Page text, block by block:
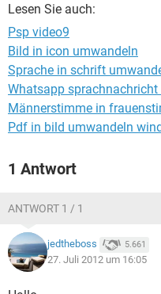
Lesen Sie auch:
Psp video9
Bild in icon umwandeln
Sprache in schrift
Whatsapp
Männerstimme in
Pdf in bild umwandeln
1 Antwort
ANTWORT 1 / 1
jedtheboss 5.661
27. Juli 2012 um 16:05